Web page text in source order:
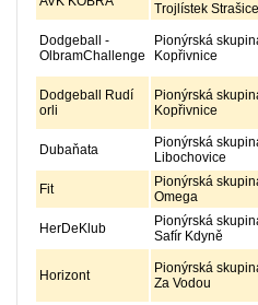
Trojlístek Strašice
Dodgeball -
OlbramChallenge
Pionýrská
Kopřivnice
Dodgeball Rudí
orli
Pionýrská
Kopřivnice
Dubaňata
Pionýrská
Libochovice
Fit
Pionýrská
Omega
HerDeKlub
Pionýrská
Safír Kdyně
Horizont
Pionýrská
Za Vodou